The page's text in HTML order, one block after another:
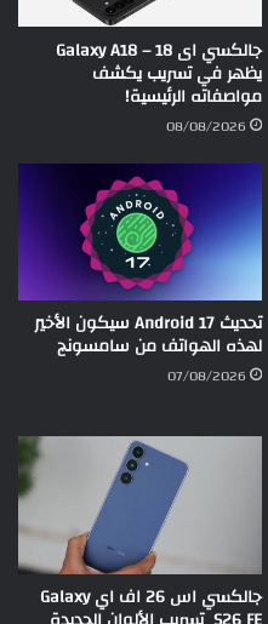
جالكسي اى 18 – Galaxy A18
يظهر في تسريب يكشف
مواصفاته الرئيسية!
08/08/2026
تحديث Android 17 سيكون الأخير
لهذه الهواتف من سامسونج
07/08/2026
جالكسي اس 26 اف اي Galaxy